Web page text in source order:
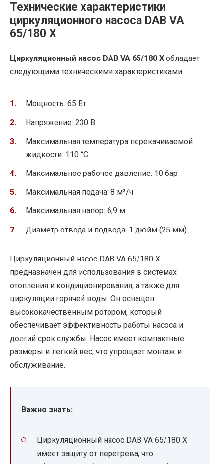
Технические характеристики
циркуляционного насоса DAB VA
65/180 X
Циркуляционный насос DAB VA 65/180 X обладает
следующими техническими характеристиками:
Мощность: 65 Вт
Напряжение: 230 В
Максимальная температура перекачиваемой
жидкости: 110 °C
Максимальное рабочее давление: 10 бар
Максимальная подача: 8 м³/ч
Максимальная напор: 6,9 м
Диаметр отвода и подвода: 1 дюйм (25 мм)
Циркуляционный насос DAB VA 65/180 X
предназначен для использования в системах
отопления и кондиционирования, а также для
циркуляции горячей воды. Он оснащен
высококачественным ротором, который
обеспечивает эффективность работы насоса и
долгий срок службы. Насос имеет компактные
размеры и легкий вес, что упрощает монтаж и
обслуживание.
Важно знать:
Циркуляционный насос DAB VA 65/180 X
имеет защиту от перегрева, что